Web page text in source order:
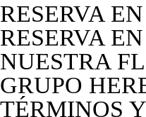
RESERVA
RESERVA
NUESTRA
GRUPO
TÉRMINOS Y